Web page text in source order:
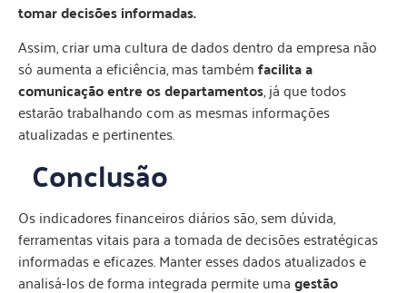
tomar decisões informadas.
Assim, criar uma cultura de dados dentro da empresa não
só aumenta a eficiência, mas tambémfacilita a
comunicação entre os departamentos, já que todos
estarão trabalhando com as mesmas informações
atualizadas e pertinentes.
Conclusão
Os indicadores financeiros diários são, sem dúvida,
ferramentas vitais para a tomada de decisões estratégicas
informadas e eficazes. Manter esses dados atualizados e
analisá-los de forma integrada permite umagestão